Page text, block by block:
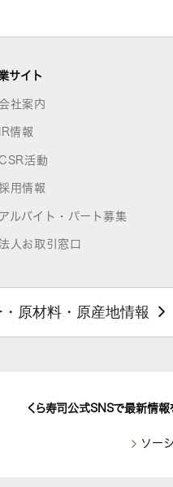
サイト
社案内
IR情報
活動
用情報
アルバイト・パート募集
法人お取引窓口
原材料・原産地情報
くら寿司公式SNSで最新情報
ソー